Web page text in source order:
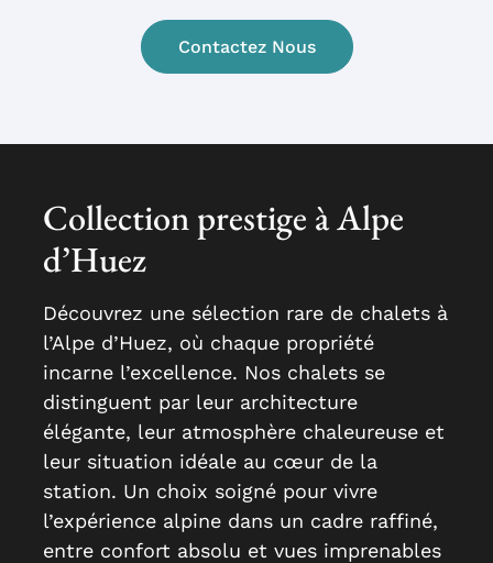
Contactez Nous
Collection prestige à Alpe
d’Huez
Découvrez une sélection rare de chalets à
l’Alpe d’Huez, où chaque propriété
incarne l’excellence. Nos chalets se
distinguent par leur architecture
élégante, leur atmosphère chaleureuse et
leur situation idéale au cœur de la
station. Un choix soigné pour vivre
l’expérience alpine dans un cadre raffiné,
entre confort absolu et vues imprenables